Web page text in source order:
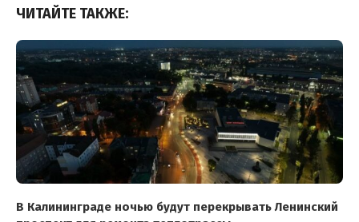
ЧИТАЙТЕ ТАКЖЕ:
В Калининграде ночью будут перекрывать Ленинский